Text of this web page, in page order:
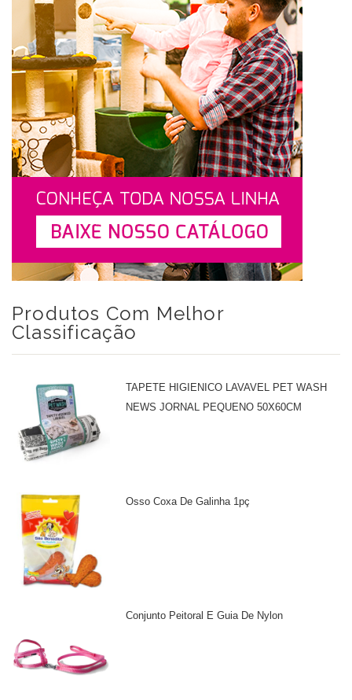
Produtos Com Melhor
Classificação
TAPETE HIGIENICO LAVAVEL PET WASH
NEWS JORNAL PEQUENO 50X60CM
Osso Coxa De Galinha 1pç
Conjunto Peitoral E Guia De Nylon